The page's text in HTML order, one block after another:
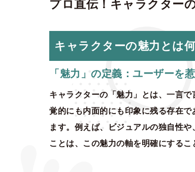
プロ直伝！キャラクター
キャラクターの魅力とは
「魅力」の定義：ユーザーを
キャラクターの「魅力」とは、一言
覚的にも内面的にも印象に残る存在
ます。例えば、ビジュアルの独自性
ことは、この魅力の軸を明確にするこ